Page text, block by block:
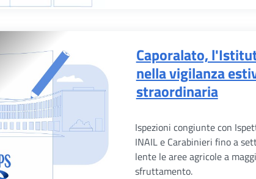
Caporalato,
nella vigilanza
straordinaria
Ispezioni congiunte con
INAIL e Carabinieri fino a
lente le aree agricole a
sfruttamento.